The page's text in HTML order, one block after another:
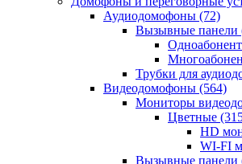
Аудиодомофоны (72)
Вызывные панели
Трубки для
Видеодомофоны (564)
Мониторы
Цветные
HD
WI-FI
Вызывные панели